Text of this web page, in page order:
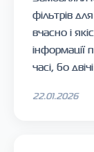
фільтрів
вчасно і
інформації
часі, бо
22.01.2026